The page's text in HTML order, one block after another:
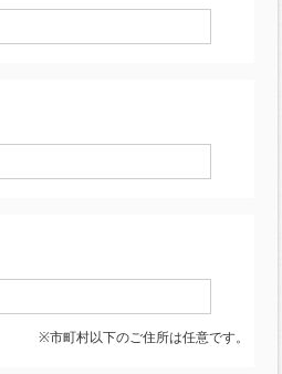
※市町村以下のご住所は任意です。